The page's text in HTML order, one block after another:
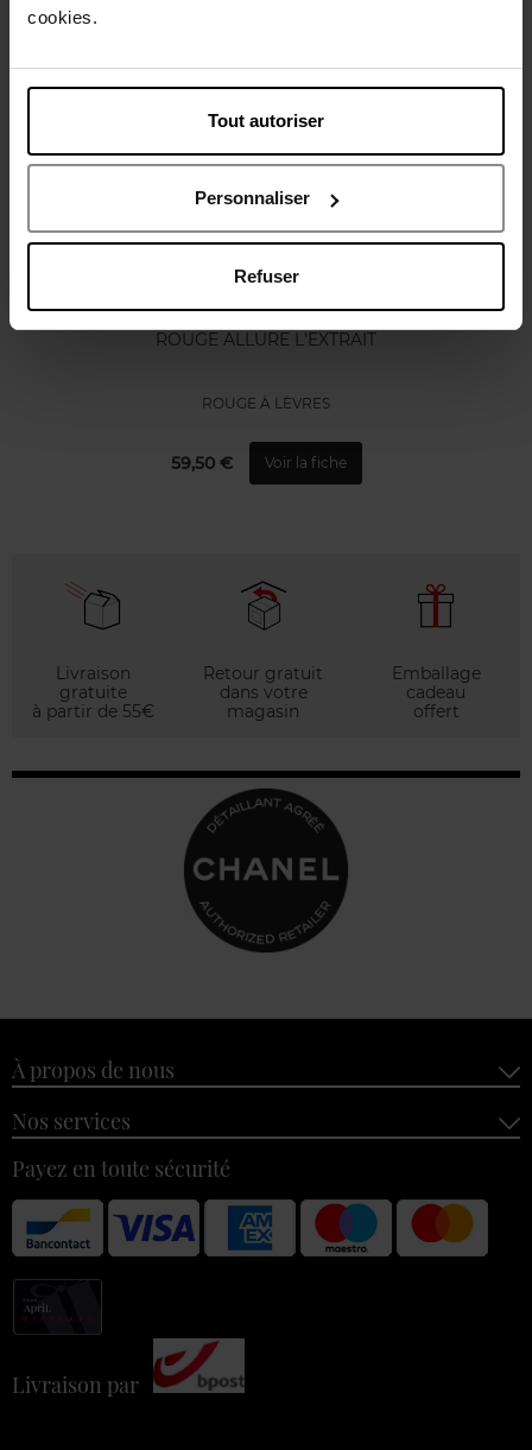
cookies.
Tout autoriser
Personnaliser
Refuser
Vous aimerez peut-être
ROUGE ALLURE L'EXTRAIT
ROUGE À LÈVRES
59,50 € Voir la fiche
Livraison
gratuite
à partir de 55€
Retour gratuit
dans votre
magasin
Emballage
cadeau
offert
À propos de nous
Nos services
Payez en toute sécurité
Livraison par